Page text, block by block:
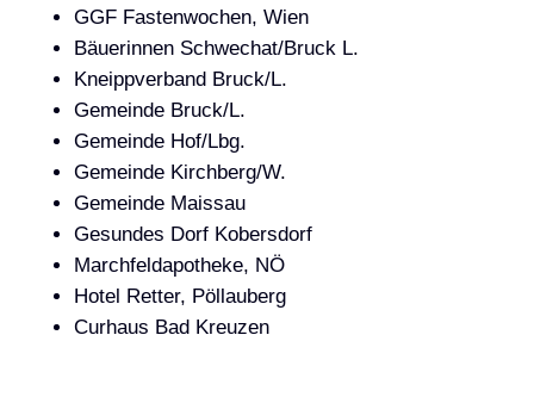
GGF Fastenwochen, Wien
Bäuerinnen Schwechat/Bruck L.
Kneippverband Bruck/L.
Gemeinde Bruck/L.
Gemeinde Hof/Lbg.
Gemeinde Kirchberg/W.
Gemeinde Maissau
Gesundes Dorf Kobersdorf
Marchfeldapotheke, NÖ
Hotel Retter, Pöllauberg
Curhaus Bad Kreuzen